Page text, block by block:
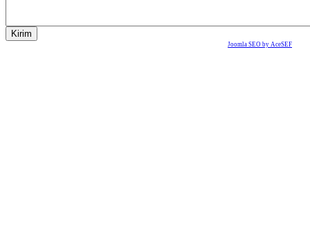
Joomla SEO by AceSEF